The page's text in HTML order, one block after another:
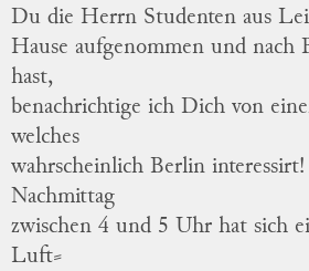
Du die Herrn Studenten aus
Hause aufgenommen und nach
hast,
benachrichtige ich Dich von
welches
wahrscheinlich Berlin interessirt!
Nachmittag
zwischen 4 und 5 Uhr hat sich
Luft⸗